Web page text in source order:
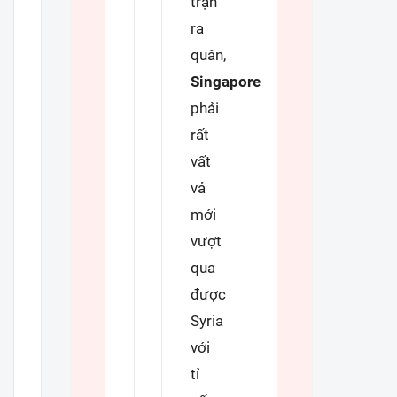
ra
quân,
Singapore
phải
rất
vất
vả
mới
vượt
qua
được
Syria
với
tỉ